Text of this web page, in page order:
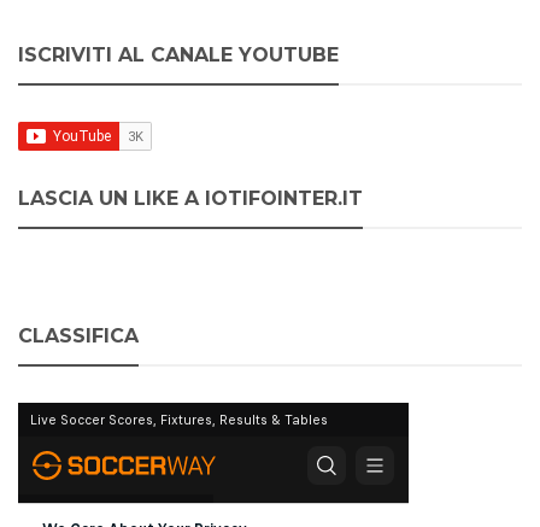
ISCRIVITI AL CANALE YOUTUBE
LASCIA UN LIKE A IOTIFOINTER.IT
CLASSIFICA